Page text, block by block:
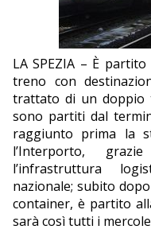
EDITORIALI
LA SPEZIA – È
treno con
trattato di un doppio
sono partiti dal
raggiunto prima la
l’Interporto,
l’infrastruttura
nazionale; subito
container, è partito
sarà così tutti i